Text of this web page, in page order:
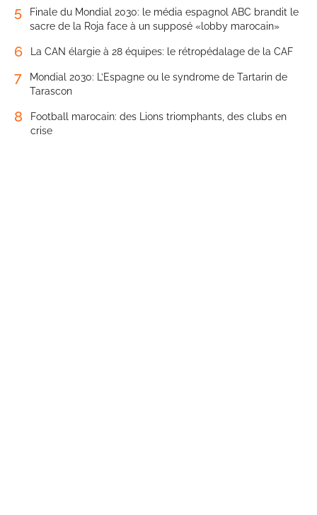
5
Finale du Mondial 2030: le média espagnol ABC brandit le
sacre de la Roja face à un supposé «lobby marocain»
6 La CAN élargie à 28 équipes: le rétropédalage de la CAF
7
Mondial 2030: L’Espagne ou le syndrome de Tartarin de
Tarascon
8
Football marocain: des Lions triomphants, des clubs en
crise